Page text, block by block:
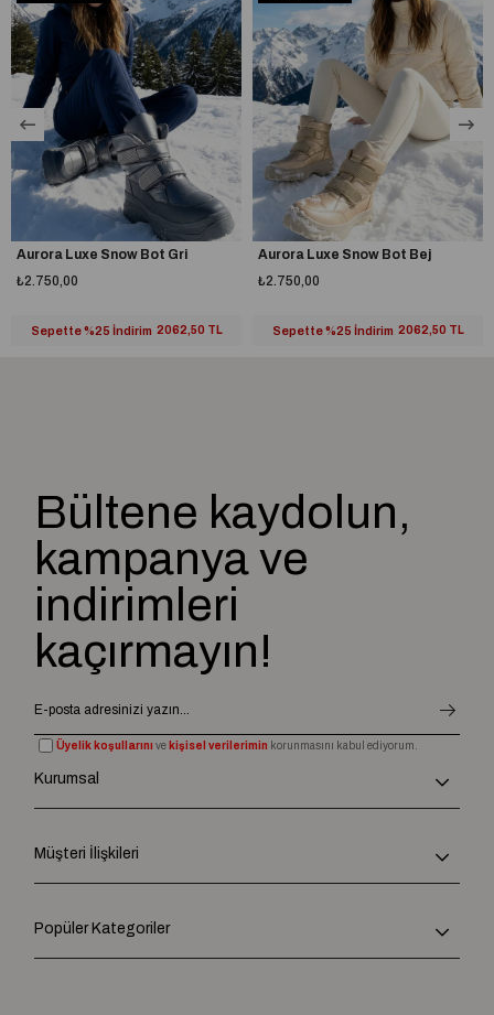
Aurora Luxe Snow Bot Gri
₺2.750,00
Sepette %25 İndirim 2062,50 TL
Aurora Luxe Snow Bot Bej
₺2.750,00
Sepette %25 İndirim 2062,50 TL
Bültene kaydolun,
kampanya ve
indirimleri
kaçırmayın!
Üyelik koşullarını ve kişisel verilerimin korunmasını kabul ediyorum.
Kurumsal
Müşteri İlişkileri
Popüler Kategoriler